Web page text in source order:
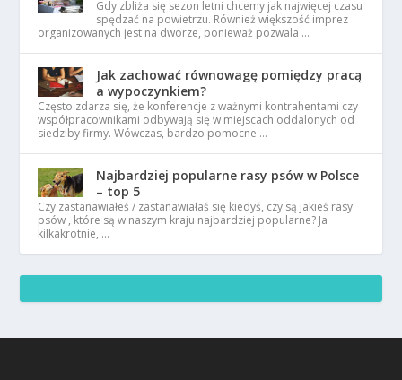
Gdy zbliża się sezon letni chcemy jak najwięcej czasu
spędzać na powietrzu. Również większość imprez
organizowanych jest na dworze, ponieważ pozwala …
Jak zachować równowagę pomiędzy pracą
a wypoczynkiem?
Często zdarza się, że konferencje z ważnymi kontrahentami czy
współpracownikami odbywają się w miejscach oddalonych od
siedziby firmy. Wówczas, bardzo pomocne …
Najbardziej popularne rasy psów w Polsce
– top 5
Czy zastanawiałeś / zastanawiałaś się kiedyś, czy są jakieś rasy
psów , które są w naszym kraju najbardziej popularne? Ja
kilkakrotnie, …